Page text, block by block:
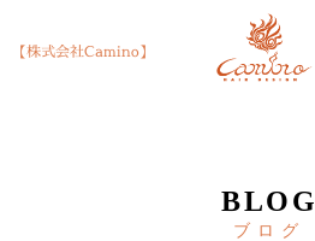
【株式会社Camino】
BLOG
ブログ